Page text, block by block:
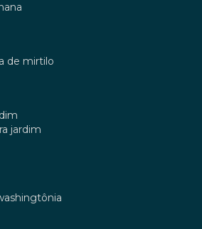
de mirtilo
jardim